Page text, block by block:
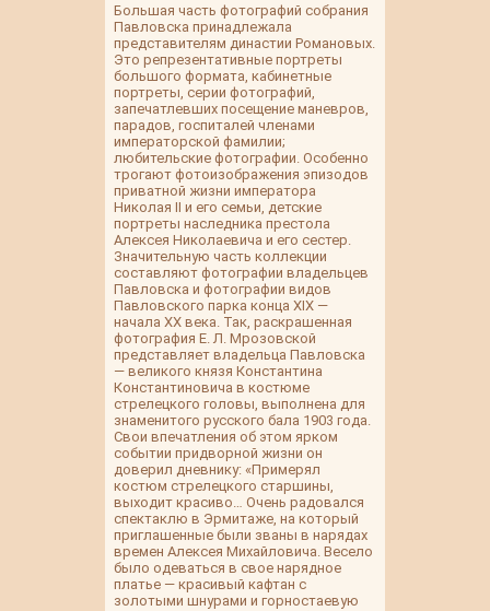
Большая часть фотографий собрания
Павловска принадлежала
представителям династии Романовых.
Это репрезентативные портреты
большого формата, кабинетные
портреты, серии фотографий,
запечатлевших посещение маневров,
парадов, госпиталей членами
императорской фамилии;
любительские фотографии. Особенно
трогают фотоизображения эпизодов
приватной жизни императора
Николая II и его семьи, детские
портреты наследника престола
Алексея Николаевича и его сестер.
Значительную часть коллекции
составляют фотографии владельцев
Павловска и фотографии видов
Павловского парка конца XIX —
начала XX века. Так, раскрашенная
фотография Е. Л. Мрозовской
представляет владельца Павловска
— великого князя Константина
Константиновича в костюме
стрелецкого головы, выполнена для
знаменитого русского бала 1903 года.
Свои впечатления об этом ярком
событии придворной жизни он
доверил дневнику: «Примерял
костюм стрелецкого старшины,
выходит красиво… Очень радовался
спектаклю в Эрмитаже, на который
приглашенные были званы в нарядах
времен Алексея Михайловича. Весело
было одеваться в свое нарядное
платье — красивый кафтан с
золотыми шнурами и горностаевую